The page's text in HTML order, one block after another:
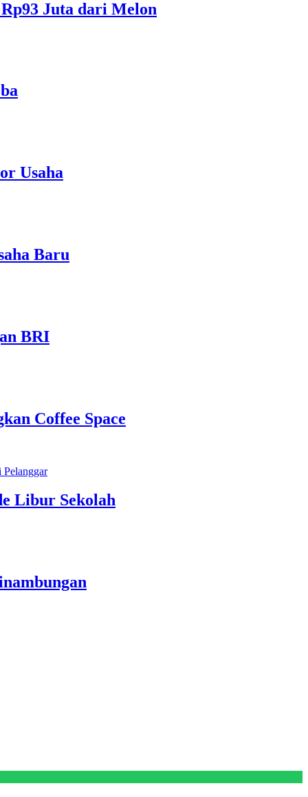
Juta dari Melon
Usaha
Baru
BRI
Coffee Space
Libur Sekolah